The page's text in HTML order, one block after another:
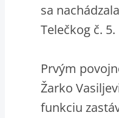
sa
Telečkog č. 5.
Prvým
Žarko
funkciu